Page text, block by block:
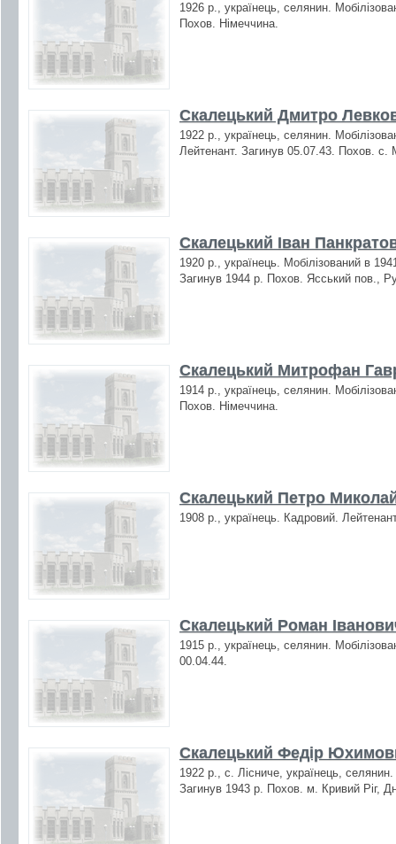
1926 р., українець, селянин.
Похов. Німеччина.
Скалецький Дмитро
1922 р., українець, селянин.
Лейтенант. Загинув 05.07.43. Похов. с.
Скалецький Іван
1920 р., українець. Мобілізований в
Загинув 1944 р. Похов. Ясський пов.,
Скалецький Митрофан
1914 р., українець, селянин.
Похов. Німеччина.
Скалецький Петро
1908 р., українець. Кадровий.
Скалецький Роман
1915 р., українець, селянин.
00.04.44.
Скалецький Федір
1922 р., с. Лісниче, українець,
Загинув 1943 р. Похов. м. Кривий Ріг,